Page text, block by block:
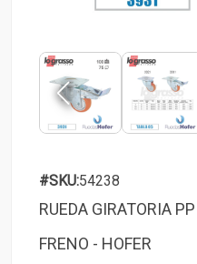
#SKU:54238
RUEDA GIRATORIA
FRENO - HOFER